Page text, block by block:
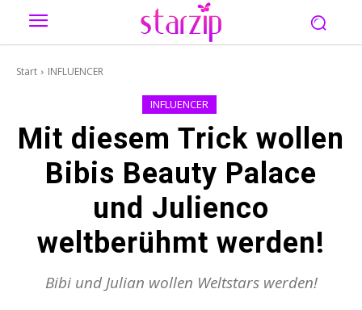
Start INFLUENCER
INFLUENCER
Mit diesem Trick wollen
Bibis Beauty Palace
und Julienco
weltberühmt werden!
Bibi und Julian wollen Weltstars werden!